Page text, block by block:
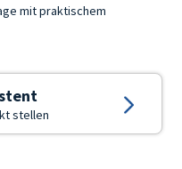
mit praktischem
stellen